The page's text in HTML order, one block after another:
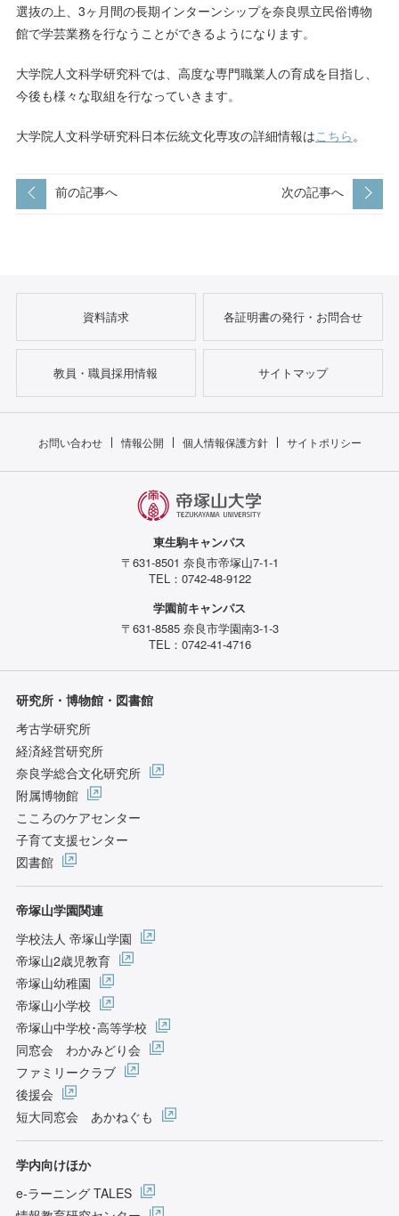
選抜の上、3ヶ月間の長期インターンシップを奈良県立民俗博物
館で学芸業務を行なうことができるようになります。
大学院人文科学研究科では、高度な専門職業人の育成を目指し、
今後も様々な取組を行なっていきます。
大学院人文科学研究科日本伝統文化専攻の詳細情報はこちら 。
前の記事へ 次の記事へ
資料請求 各証明書の発行・お問合せ
教員・職員採用情報 サイトマップ
お問い合わせ 情報公開 個人情報保護方針 サイトポリシー
東生駒キャンパス
〒631-8501 奈良市帝塚山7-1-1
TEL：0742-48-9122
学園前キャンパス
〒631-8585 奈良市学園南3-1-3
TEL：0742-41-4716
研究所・博物館・図書館
考古学研究所
経済経営研究所
奈良学総合文化研究所
附属博物館
こころのケアセンター
子育て支援センター
図書館
帝塚山学園関連
学校法人 帝塚山学園
帝塚山2歳児教育
帝塚山幼稚園
帝塚山小学校
帝塚山中学校･高等学校
同窓会 わかみどり会
ファミリークラブ
後援会
短大同窓会 あかねぐも
学内向けほか
e-ラーニング TALES